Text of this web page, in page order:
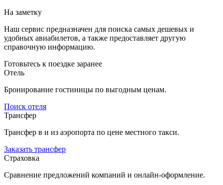
На заметку
Наш сервис предназначен для поиска самых дешевых и
удобных авиабилетов, а также предоставляет другую
справочную информацию.
Готовьтесь к поездке заранее
Отель
Бронирование гостиницы по выгодным ценам.
Поиск отеля
Трансфер
Трансфер в и из аэропорта по цене местного такси.
Заказать трансфер
Страховка
Сравнение предложений компаний и онлайн-оформление.